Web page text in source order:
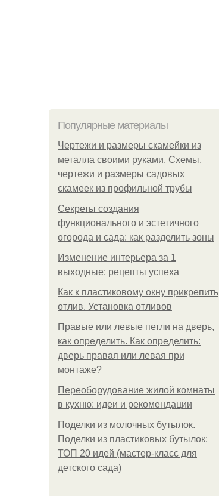
Популярные материалы
Чертежи и размеры скамейки из
металла своими руками. Схемы,
чертежи и размеры садовых
скамеек из профильной трубы
Секреты создания
функционального и эстетичного
огорода и сада: как разделить зоны
Изменение интерьера за 1
выходные: рецепты успеха
Как к пластиковому окну прикрепить
отлив. Установка отливов
Правые или левые петли на дверь,
как определить. Как определить:
дверь правая или левая при
монтаже?
Переоборудование жилой комнаты
в кухню: идеи и рекомендации
Поделки из молочных бутылок.
Поделки из пластиковых бутылок:
ТОП 20 идей (мастер-класс для
детского сада)